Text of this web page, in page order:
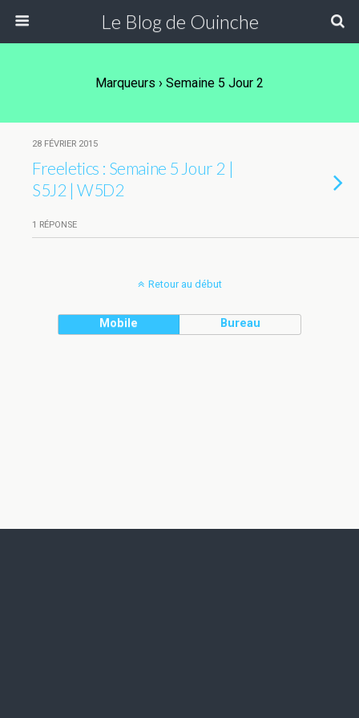
Le Blog de Ouinche
Marqueurs › Semaine 5 Jour 2
28 FÉVRIER 2015
Freeletics : Semaine 5 Jour 2 |
S5J2 | W5D2
1 RÉPONSE
Retour au début
Mobile Bureau